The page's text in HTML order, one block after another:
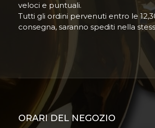
veloci e puntuali.
Tutti gli ordini pervenuti entro le
consegna, saranno spediti nella
ORARI DEL NEGOZIO